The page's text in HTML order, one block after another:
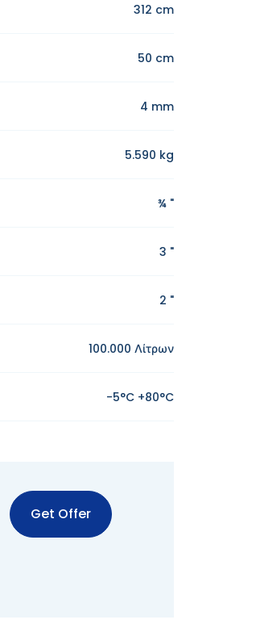
312 cm
50 cm
4 mm
5.590 kg
¾ "
3 "
2 "
100.000 Λίτρων
-5°C +80°C
Get Offer